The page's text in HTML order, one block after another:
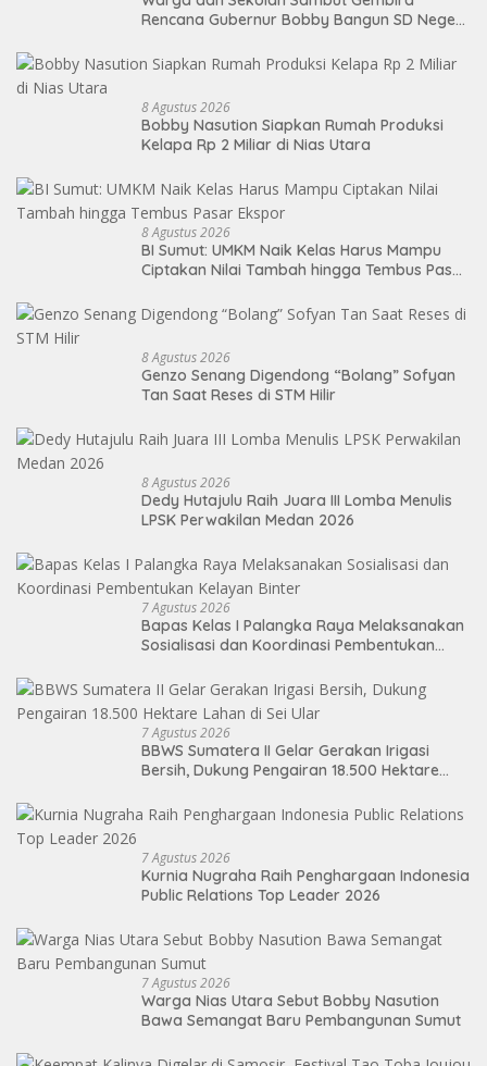
Rencana Gubernur Bobby Bangun SD Negeri
8 Agustus 2026
Bobby Nasution Siapkan Rumah Produksi
Kelapa Rp 2 Miliar di Nias Utara
8 Agustus 2026
BI Sumut: UMKM Naik Kelas Harus Mampu
Ciptakan Nilai Tambah hingga Tembus Pasar
8 Agustus 2026
Genzo Senang Digendong “Bolang” Sofyan
Tan Saat Reses di STM Hilir
8 Agustus 2026
Dedy Hutajulu Raih Juara III Lomba Menulis
LPSK Perwakilan Medan 2026
7 Agustus 2026
Bapas Kelas I Palangka Raya Melaksanakan
Sosialisasi dan Koordinasi Pembentukan
7 Agustus 2026
BBWS Sumatera II Gelar Gerakan Irigasi
Bersih, Dukung Pengairan 18.500 Hektare
7 Agustus 2026
Kurnia Nugraha Raih Penghargaan Indonesia
Public Relations Top Leader 2026
7 Agustus 2026
Warga Nias Utara Sebut Bobby Nasution
Bawa Semangat Baru Pembangunan Sumut